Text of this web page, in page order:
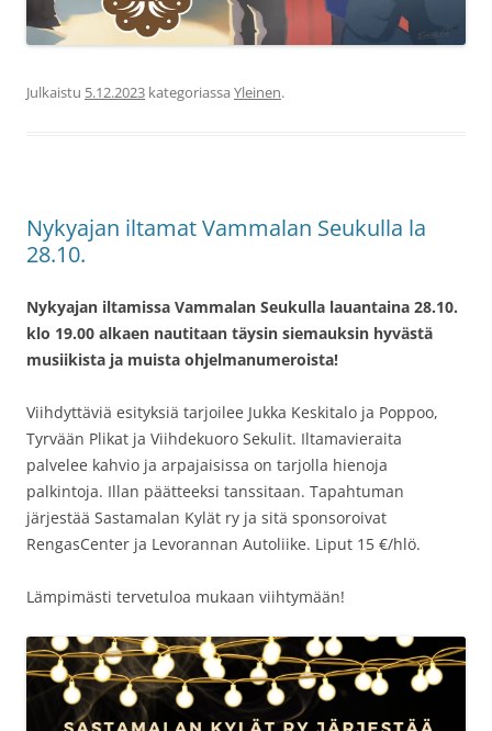
Julkaistu 5.12.2023 kategoriassa Yleinen.
Nykyajan iltamat Vammalan Seukulla la
28.10.
Nykyajan iltamissa Vammalan Seukulla lauantaina 28.10.
klo 19.00 alkaen nautitaan täysin siemauksin hyvästä
musiikista ja muista ohjelmanumeroista!
Viihdyttäviä esityksiä tarjoilee Jukka Keskitalo ja Poppoo,
Tyrvään Plikat ja Viihdekuoro Sekulit. Iltamavieraita
palvelee kahvio ja arpajaisissa on tarjolla hienoja
palkintoja. Illan päätteeksi tanssitaan. Tapahtuman
järjestää Sastamalan Kylät ry ja sitä sponsoroivat
RengasCenter ja Levorannan Autoliike. Liput 15 €/hlö.
Lämpimästi tervetuloa mukaan viihtymään!